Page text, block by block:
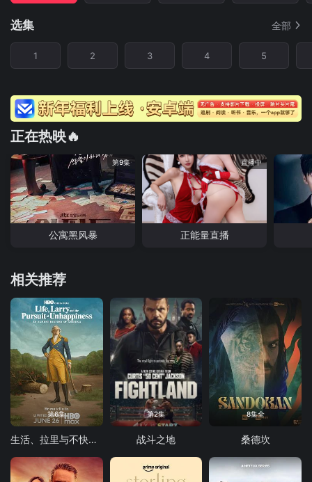
选集 全部
1 2 3 4 5
正在热映🔥
第9集
公寓黑风暴
直播中
正能量直播
相关推荐
第6集
生活、拉里与不快乐的追求：一部美国史
第2集
战斗之地
8集全
桑德坎